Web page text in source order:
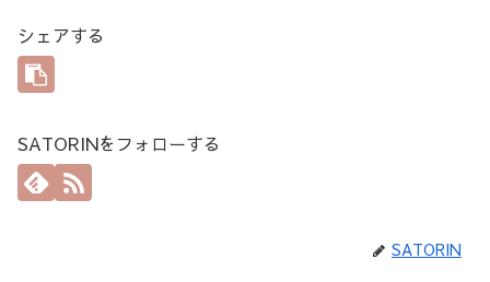
シェアする
SATORINをフォローする
SATORIN